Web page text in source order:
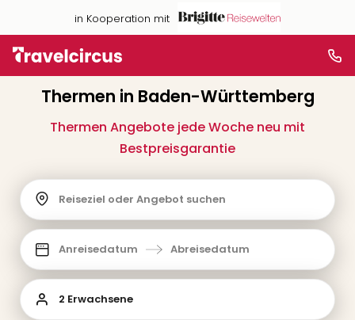
in Kooperation mit
Thermen in Baden-Württemberg
Thermen Angebote jede Woche neu mit
Bestpreisgarantie
Reiseziel oder Angebot suchen
Anreisedatum Abreisedatum
2 Erwachsene